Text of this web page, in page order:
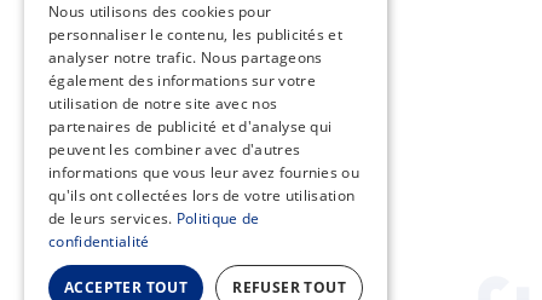
A propos
Mentions légales
Cookies
Assistance
Centre d'aide
API
ES
Nous utilisons des cookies pour
personnaliser le contenu, les publicités et
analyser notre trafic. Nous partageons
également des informations sur votre
utilisation de notre site avec nos
partenaires de publicité et d'analyse qui
peuvent les combiner avec d'autres
informations que vous leur avez fournies ou
qu'ils ont collectées lors de votre utilisation
de leurs services. Politique de
confidentialité
ACCEPTER TOUT REFUSER TOUT